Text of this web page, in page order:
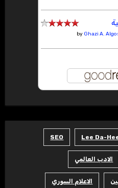
by Ghazi A.
Lee Da-
SEO
الادب العالمي
الاعلام السوري